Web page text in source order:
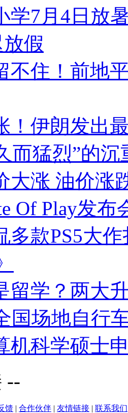
学7月4日放
假
不住！前地
！伊朗发出
而猛烈”的沉
大涨 油价涨
Of Play发
多款PS5大
留学？两大
国场地自行
机科学硕士
--
馈 | 合作伙伴 | 友情链接 | 联系我们